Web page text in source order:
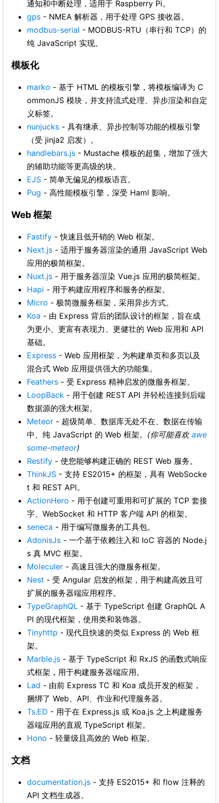
通知和中断处理，适用于 Raspberry Pi。
gps - NMEA 解析器，用于处理 GPS 接收器。
modbus-serial - MODBUS-RTU（串行和 TCP）的
纯 JavaScript 实现。
模板化
marko - 基于 HTML 的模板引擎，将模板编译为 C
ommonJS 模块，并支持流式处理、异步渲染和自定
义标签。
nunjucks - 具有继承、异步控制等功能的模板引擎
（受 jinja2 启发）。
handlebars.js - Mustache 模板的超集，增加了强大
的辅助功能等更高级的块。
EJS - 简单无偏见的模板语言。
Pug - 高性能模板引擎，深受 Haml 影响。
Web 框架
Fastify - 快速且低开销的 Web 框架。
Next.js - 适用于服务器渲染的通用 JavaScript Web
应用的极简框架。
Nuxt.js - 用于服务器渲染 Vue.js 应用的极简框架。
Hapi - 用于构建应用程序和服务的框架。
Micro - 极简微服务框架，采用异步方式。
Koa - 由 Express 背后的团队设计的框架，旨在成
为更小、更富有表现力、更健壮的 Web 应用和 API
基础。
Express - Web 应用框架，为构建单页和多页以及
混合式 Web 应用提供强大的功能集。
Feathers - 受 Express 精神启发的微服务框架。
LoopBack - 用于创建 REST API 并轻松连接到后端
数据源的强大框架。
Meteor - 超级简单、数据库无处不在、数据在传输
中、纯 JavaScript 的 Web 框架。 (你可能喜欢 awe
some-meteor)
Restify - 使您能够构建正确的 REST Web 服务。
ThinkJS - 支持 ES2015+ 的框架，具有 WebSocke
t 和 REST API。
ActionHero - 用于创建可重用和可扩展的 TCP 套接
字、WebSocket 和 HTTP 客户端 API 的框架。
seneca - 用于编写微服务的工具包。
AdonisJs - 一个基于依赖注入和 IoC 容器的 Node.j
s 真 MVC 框架。
Moleculer - 高速且强大的微服务框架。
Nest - 受 Angular 启发的框架，用于构建高效且可
扩展的服务器端应用程序。
TypeGraphQL - 基于 TypeScript 创建 GraphQL A
PI 的现代框架，使用类和装饰器。
Tinyhttp - 现代且快速的类似 Express 的 Web 框
架。
Marble.js - 基于 TypeScript 和 RxJS 的函数式响应
式框架，用于构建服务器端应用。
Lad - 由前 Express TC 和 Koa 成员开发的框架，
捆绑了 Web、API、作业和代理服务器。
Ts.ED - 用于在 Express.js 或 Koa.js 之上构建服务
器端应用的直观 TypeScript 框架。
Hono - 轻量级且高效的 Web 框架。
文档
documentation.js - 支持 ES2015+ 和 flow 注释的
API 文档生成器。